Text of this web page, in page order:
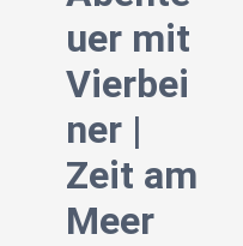
uer mit
Vierbei
ner |
Zeit am
Meer